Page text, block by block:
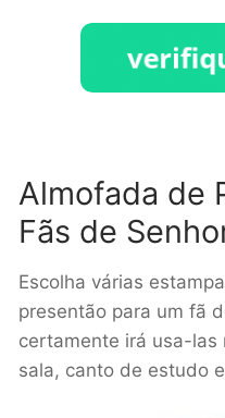
Almofada de
Fãs de
Escolha várias
presentão para um fã
certamente irá usa-
sala, canto de estudo